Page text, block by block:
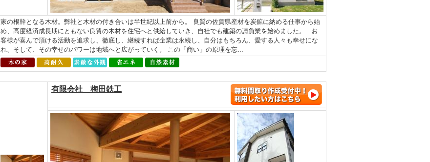
家の根幹となる木材。弊社と木材の付き合いは半世紀以上前から。 良質の佐賀県産材を炭鉱に納める仕事から始
め、高度経済成長期にともない良質の木材を住宅へと供給していき、自社でも建築の請負業を始めました。 お
客様が喜んで頂ける活動を追求し、徹底し、継続すれば企業は永続し、自分はもちろん、愛する人々も幸せにな
れ、そして、その幸せのパワーは地域へと広がっていく。 この「商い」の原理を忘...
有限会社 梅田鉄工